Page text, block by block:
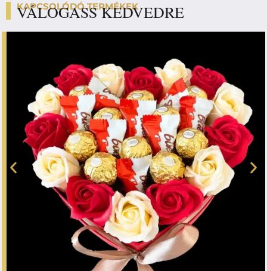
KAPCSOLÓDÓ TERMÉKEK
VÁLOGASS KEDVEDRE